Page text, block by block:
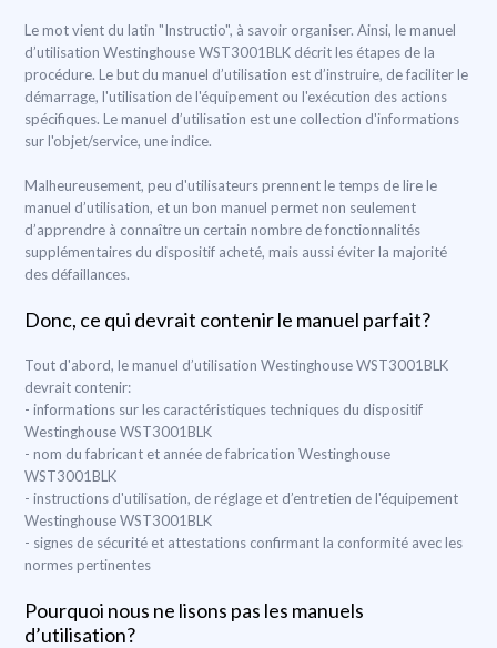
Le mot vient du latin "Instructio", à savoir organiser. Ainsi, le manuel
d’utilisation Westinghouse WST3001BLK décrit les étapes de la
procédure. Le but du manuel d’utilisation est d’instruire, de faciliter le
démarrage, l'utilisation de l'équipement ou l'exécution des actions
spécifiques. Le manuel d’utilisation est une collection d'informations
sur l'objet/service, une indice.
Malheureusement, peu d'utilisateurs prennent le temps de lire le
manuel d’utilisation, et un bon manuel permet non seulement
d’apprendre à connaître un certain nombre de fonctionnalités
supplémentaires du dispositif acheté, mais aussi éviter la majorité
des défaillances.
Donc, ce qui devrait contenir le manuel parfait?
Tout d'abord, le manuel d’utilisation Westinghouse WST3001BLK
devrait contenir:
- informations sur les caractéristiques techniques du dispositif
Westinghouse WST3001BLK
- nom du fabricant et année de fabrication Westinghouse
WST3001BLK
- instructions d'utilisation, de réglage et d’entretien de l'équipement
Westinghouse WST3001BLK
- signes de sécurité et attestations confirmant la conformité avec les
normes pertinentes
Pourquoi nous ne lisons pas les manuels
d’utilisation?